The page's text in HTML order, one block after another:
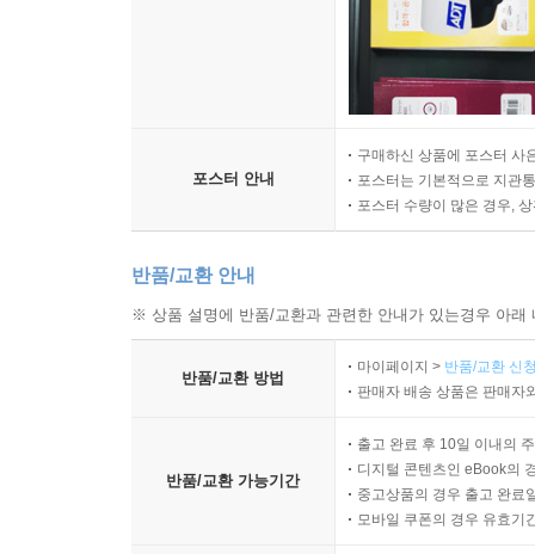
포스터 안내
구매하신 상품에 포스터 사
포스터는 기본적으로 지관
포스터 수량이 많은 경우,
반품/교환 안내
※ 상품 설명에 반품/교환과 관련한 안내가 있는경우 아
반품/교환 방법
마이페이지 > 반품/교환 신
판매자 배송 상품은 판매자
반품/교환 가능기간
출고 완료 후 10일 이내의
디지털 콘텐츠인 eBook의
중고상품의 경우 출고 완료
모바일 쿠폰의 경우 유효기